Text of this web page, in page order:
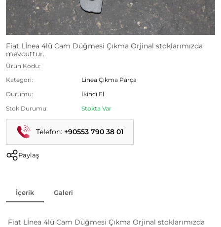
Fiat Lİnea 4lü Cam Düğmesi Çıkma Orjinal stoklarımızda
mevcuttur.
Ürün Kodu:
Kategori:
Linea Çıkma Parça
Durumu:
İkinci El
Stok Durumu:
Stokta Var
Telefon: +90553 790 38 01
Paylaş
İçerik Galeri
Fiat Lİnea 4lü Cam Düğmesi Çıkma Orjinal stoklarımızda